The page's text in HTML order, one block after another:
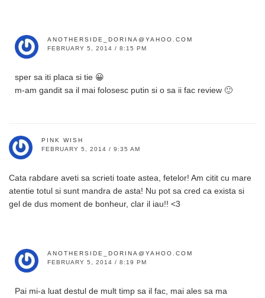
ANOTHERSIDE_DORINA@YAHOO.COM
FEBRUARY 5, 2014 / 8:15 PM
sper sa iti placa si tie 😀
m-am gandit sa il mai folosesc putin si o sa ii fac review 🙂
PINK WISH
FEBRUARY 5, 2014 / 9:35 AM
Cata rabdare aveti sa scrieti toate astea, fetelor! Am citit cu mare
atentie totul si sunt mandra de asta! Nu pot sa cred ca exista si
gel de dus moment de bonheur, clar il iau!! <3
ANOTHERSIDE_DORINA@YAHOO.COM
FEBRUARY 5, 2014 / 8:19 PM
Pai mi-a luat destul de mult timp sa il fac, mai ales sa ma